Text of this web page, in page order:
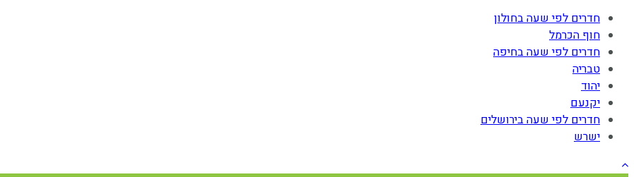
חדרים לפי שעה בחולון
חוף הכרמל
חדרים לפי שעה בחיפה
טבריה
יהוד
יקנעם
חדרים לפי שעה בירושלים
ישרש